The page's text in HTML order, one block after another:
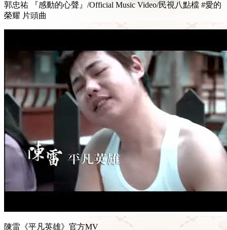
郭忠祐 『感動的心聲』/Official Music Video/民視八點檔 #愛的
榮耀 片頭曲
陳雷《平凡英雄》官方MV